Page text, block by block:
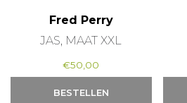
Fred Perry
JAS, MAAT XXL
€50,00
BESTELLEN